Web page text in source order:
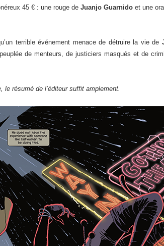
45 € : une rouge de Juanjo Guarnido et une
terrible événement menace de détruire la vie de
de menteurs, de justiciers masqués et de
le résumé de l’éditeur suffit amplement.